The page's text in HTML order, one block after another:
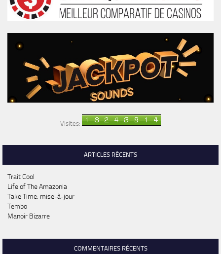
Visites:
ARTICLES RÉCENTS
Trait Cool
Life of The Amazonia
Take Time: mise-à-jour
Tembo
Manoir Bizarre
COMMENTAIRES RÉCENTS